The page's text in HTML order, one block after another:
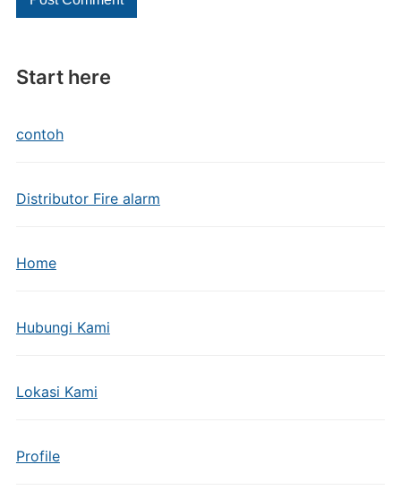
Start here
contoh
Distributor Fire alarm
Home
Hubungi Kami
Lokasi Kami
Profile